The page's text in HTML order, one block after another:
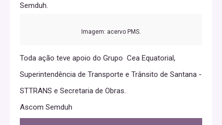
Semduh.
Imagem: acervo PMS.
Toda ação teve apoio do Grupo Cea Equatorial,
Superintendência de Transporte e Trânsito de Santana -
STTRANS e Secretaria de Obras.
Ascom Semduh